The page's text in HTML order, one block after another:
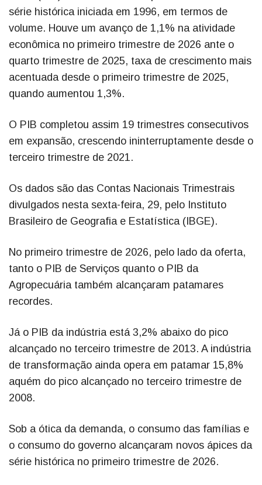
série histórica iniciada em 1996, em termos de
volume. Houve um avanço de 1,1% na atividade
econômica no primeiro trimestre de 2026 ante o
quarto trimestre de 2025, taxa de crescimento mais
acentuada desde o primeiro trimestre de 2025,
quando aumentou 1,3%.
O PIB completou assim 19 trimestres consecutivos
em expansão, crescendo ininterruptamente desde o
terceiro trimestre de 2021.
Os dados são das Contas Nacionais Trimestrais
divulgados nesta sexta-feira, 29, pelo Instituto
Brasileiro de Geografia e Estatística (IBGE).
No primeiro trimestre de 2026, pelo lado da oferta,
tanto o PIB de Serviços quanto o PIB da
Agropecuária também alcançaram patamares
recordes.
Já o PIB da indústria está 3,2% abaixo do pico
alcançado no terceiro trimestre de 2013. A indústria
de transformação ainda opera em patamar 15,8%
aquém do pico alcançado no terceiro trimestre de
2008.
Sob a ótica da demanda, o consumo das famílias e
o consumo do governo alcançaram novos ápices da
série histórica no primeiro trimestre de 2026.